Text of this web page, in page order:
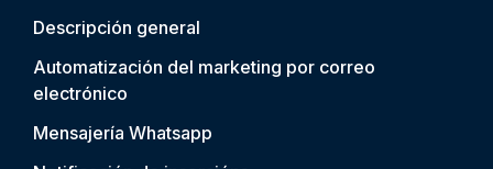
Descripción general
Automatización del marketing por correo
electrónico
Mensajería Whatsapp